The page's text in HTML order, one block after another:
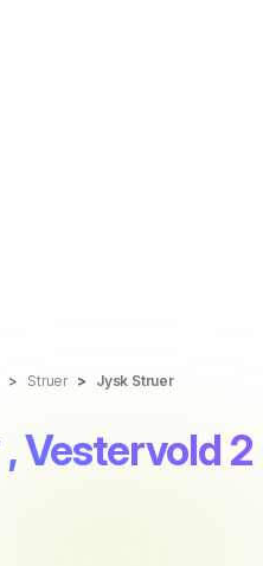
Struer Jysk Struer
, Vestervold 2